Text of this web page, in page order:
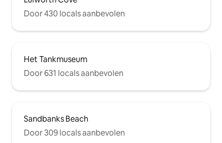
Door 430 locals aanbevolen
Het Tankmuseum
Door 631 locals aanbevolen
Sandbanks Beach
Door 309 locals aanbevolen